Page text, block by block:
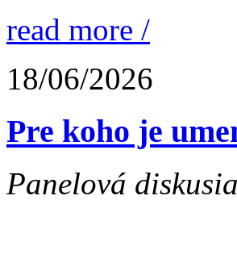
read more /
18/06/2026
Pre koho je
Panelová